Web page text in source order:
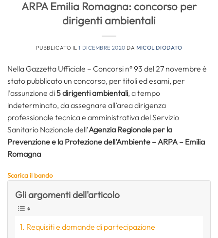
ARPA Emilia Romagna: concorso per
dirigenti ambientali
PUBBLICATO IL1 DICEMBRE 2020 DA MICOL DIODATO
Nella Gazzetta Ufficiale – Concorsi n° 93 del 27 novembre è
stato pubblicato un concorso, per titoli ed esami, per
l’assunzione di5 dirigenti ambientali, a tempo
indeterminato, da assegnare all’area dirigenza
professionale tecnica e amministrativa del Servizio
Sanitario Nazionale dell’Agenzia Regionale per la
Prevenzione e la Protezione dell’Ambiente – ARPA – Emilia
Romagna
Scarica il bando
Gli argomenti dell'articolo
Requisiti e domande di partecipazione